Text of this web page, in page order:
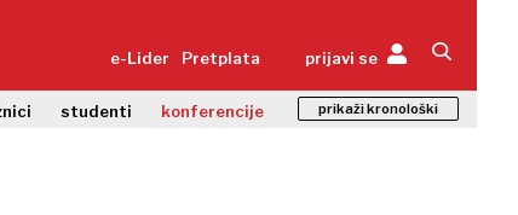
e-Lider Pretplata prijavi se
studenti konferencije prikaži kronološki